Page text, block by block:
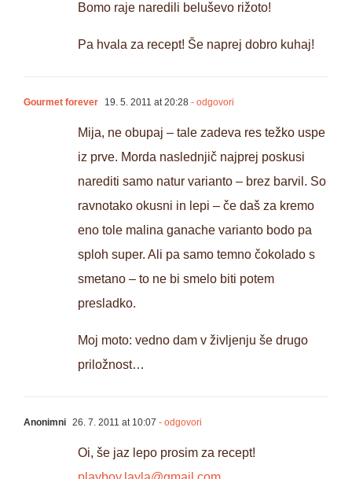
Bomo raje naredili beluševo rižoto!
Pa hvala za recept! Še naprej dobro kuhaj!
Gourmet forever 19. 5. 2011 at 20:28 - odgovori
Mija, ne obupaj – tale zadeva res težko uspe
iz prve. Morda naslednjič najprej poskusi
narediti samo natur varianto – brez barvil. So
ravnotako okusni in lepi – če daš za kremo
eno tole malina ganache varianto bodo pa
sploh super. Ali pa samo temno čokolado s
smetano – to ne bi smelo biti potem
presladko.
Moj moto: vedno dam v življenju še drugo
priložnost…
Anonimni 26. 7. 2011 at 10:07 - odgovori
Oi, še jaz lepo prosim za recept!